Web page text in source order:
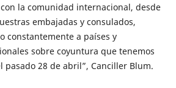
la comunidad internacional, desde
embajadas y consulados,
constantemente a países y
sobre coyuntura que tenemos
pasado 28 de abril”, Canciller Blum.